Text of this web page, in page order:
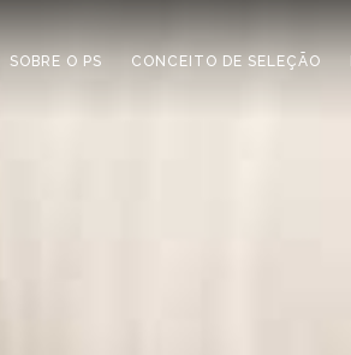
SOBRE O PS CONCEITO DE SELEÇÃO